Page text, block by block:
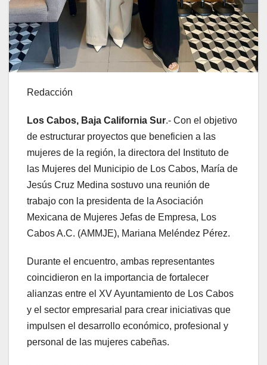
Redacción
Los Cabos, Baja California Sur.- Con el objetivo
de estructurar proyectos que beneficien a las
mujeres de la región, la directora del Instituto de
las Mujeres del Municipio de Los Cabos, María de
Jesús Cruz Medina sostuvo una reunión de
trabajo con la presidenta de la Asociación
Mexicana de Mujeres Jefas de Empresa, Los
Cabos A.C. (AMMJE), Mariana Meléndez Pérez.
Durante el encuentro, ambas representantes
coincidieron en la importancia de fortalecer
alianzas entre el XV Ayuntamiento de Los Cabos
y el sector empresarial para crear iniciativas que
impulsen el desarrollo económico, profesional y
personal de las mujeres cabeñas.